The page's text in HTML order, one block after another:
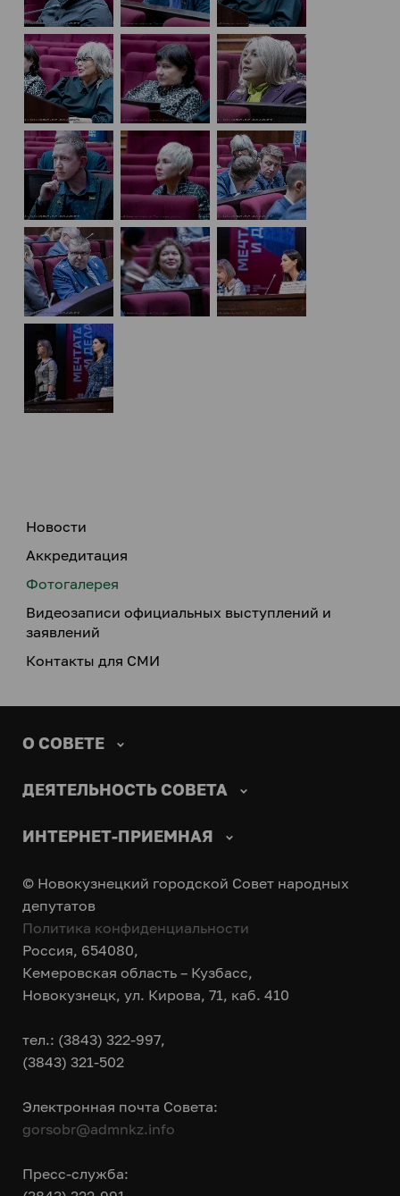
Новости
Аккредитация
Фотогалерея
Видеозаписи официальных выступлений и
заявлений
Контакты для СМИ
О СОВЕТЕ
ДЕЯТЕЛЬНОСТЬ СОВЕТА
ИНТЕРНЕТ-ПРИЕМНАЯ
© Новокузнецкий городской Совет народных
депутатов
Политика конфиденциальности
Россия, 654080,
Кемеровская область – Кузбасс,
Новокузнецк, ул. Кирова, 71, каб. 410
тел.: (3843) 322-997,
(3843) 321-502
Электронная почта Совета:
gorsobr@admnkz.info
Пресс-служба: